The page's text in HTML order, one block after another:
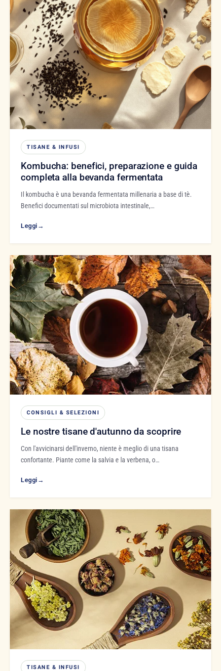
TISANE & INFUSI
Kombucha: benefici, preparazione e guida
completa alla bevanda fermentata
Il kombucha è una bevanda fermentata millenaria a base di tè.
Benefici documentati sul microbiota intestinale,…
Leggi →
CONSIGLI & SELEZIONI
Le nostre tisane d'autunno da scoprire
Con l'avvicinarsi dell'inverno, niente è meglio di una tisana
confortante. Piante come la salvia e la verbena, o…
Leggi →
TISANE & INFUSI